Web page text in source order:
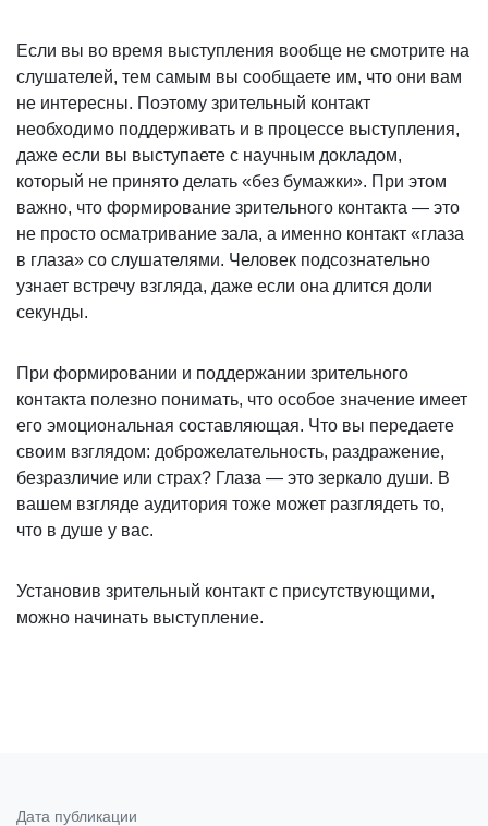
Если вы во время выступления вообще не смотрите на
слушателей, тем самым вы сообщаете им, что они вам
не интересны. Поэтому зрительный контакт
необходимо поддерживать и в процессе выступления,
даже если вы выступаете с научным докладом,
который не принято делать «без бумажки». При этом
важно, что формирование зрительного контакта — это
не просто осматривание зала, а именно контакт «глаза
в глаза» со слушателями. Человек подсознательно
узнает встречу взгляда, даже если она длится доли
секунды.
При формировании и поддержании зрительного
контакта полезно понимать, что особое значение имеет
его эмоциональная составляющая. Что вы передаете
своим взглядом: доброжелательность, раздражение,
безразличие или страх? Глаза — это зеркало души. В
вашем взгляде аудитория тоже может разглядеть то,
что в душе у вас.
Установив зрительный контакт с присутствующими,
можно начинать выступление.
Дата публикации